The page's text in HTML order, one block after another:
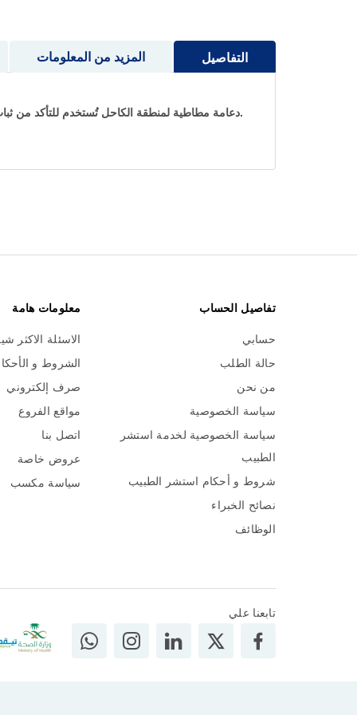
معرض
التفاصيل
.دعامة مطاطية لمنطقة الكاحل تُستخدم للتأكد من
المزيد من المعلومات
تفاصيل الحساب
حسابي
حالة الطلب
من نحن
سياسة الخصوصية
سياسة الخصوصية لخدمة استشر
الطبيب
شروط و أحكام استشر الطبيب
نصائح الخبراء
الوظائف
معلومات هامة
الاسئلة الاكثر
الشروط و
صرف إلكتروني
مواقع الفروع
اتصل بنا
عروض خاصة
سياسة مكسب
تابعنا علي